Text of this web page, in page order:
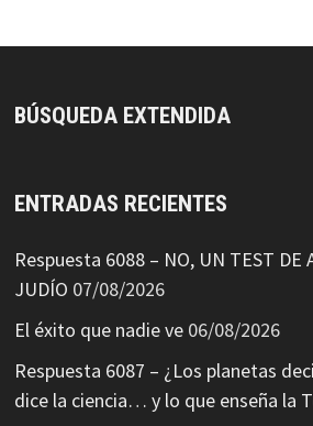
BÚSQUEDA EXTENDIDA
ENTRADAS RECIENTES
Respuesta 6088 – NO, UN TEST DE
JUDÍO 07/08/2026
El éxito que nadie ve 06/08/2026
Respuesta 6087 – ¿Los planetas
dice la ciencia… y lo que enseña la